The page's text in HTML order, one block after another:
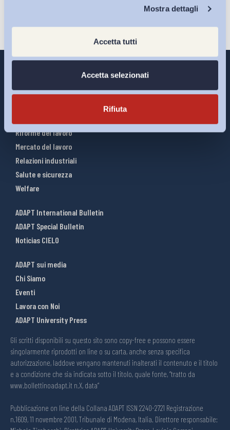
Mostra dettagli
Accetta tutti
Accetta selezionati
Rifiuta
Riforme del lavoro
Mercato del lavoro
Relazioni industriali
Salute e sicurezza
Welfare
ADAPT International Bulletin
ADAPT Special Bulletin
Noticias CIELO
ADAPT sui media
Chi Siamo
Eventi
Lavora con Noi
ADAPT University Press
Gli scritti disponibili su questo sito sono copy-free e possono essere
singolarmente riprodotti on line o su carta, anche senza specifica
autorizzazione, laddove vengano mantenuti inalterati il contenuto e il titolo
e a condizione che sia indicata sotto il titolo, quale fonte, “tratto da
www.bollettinoadapt.it n.X, data“
Pubblicazione on line della Collana ADAPT ISSN 2240-2721 Registrazione
n.1609, 11 novembre 2001, Tribunale di Modena, Italia. Direttore responsabile: